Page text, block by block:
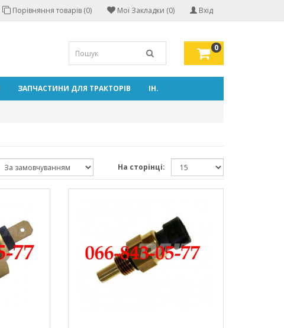
Вхід
Мої Закладки (0)
Порівняння товарів (0)
0
ЗАПЧАСТИНИ ДЛЯ ТРАКТОРІВ ІН.
На сторінці: